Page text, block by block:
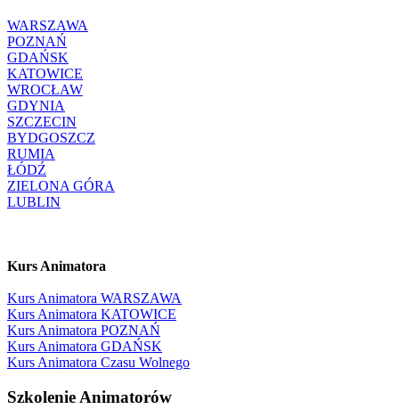
WARSZAWA
POZNAŃ
GDAŃSK
KATOWICE
WROCŁAW
GDYNIA
SZCZECIN
BYDGOSZCZ
RUMIA
ŁÓDŹ
ZIELONA GÓRA
LUBLIN
Kurs Animatora
Kurs Animatora WARSZAWA
Kurs Animatora KATOWICE
Kurs Animatora POZNAŃ
Kurs Animatora GDAŃSK
Kurs Animatora Czasu Wolnego
Szkolenie Animatorów